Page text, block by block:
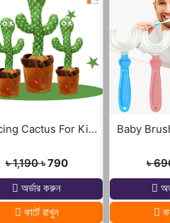
Dancing Cactus For Kids
৳ 1,190৳ 790
অর্ডার করুন
কার্টে রাখুন
৳